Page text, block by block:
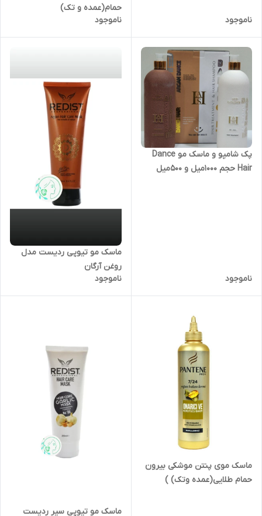
ناموجود
حمام(عمده و تک)
ناموجود
پک شامپو و ماسک مو Dance
Hair حجم 1000میل و 500میل
ناموجود
ماسک مو تیوپی ردیست مدل
روغن آرگان
ناموجود
ماسک موی پنتن موشکی بیرون
حمام طلایی(عمده وتک) )
ماسک مو تیوپی سیر ردیست